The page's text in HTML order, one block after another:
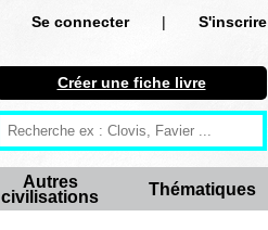
Se connecter |
S'inscrire
S'inscrire
Créer une fiche livre
Antiquité
Créer une fiche livre
Autres
civilisations
Thématiques